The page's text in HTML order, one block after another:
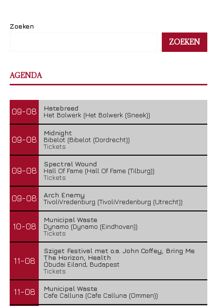
Zoeken
ZOEKEN
AGENDA
09-08
Hatebreed
Het Bolwerk (Het Bolwerk (Sneek))
09-08
Midnight
Bibelot (Bibelot (Dordrecht))
Tickets
09-08
Spectral Wound
Hall Of Fame (Hall Of Fame (Tilburg))
Tickets
09-08
Arch Enemy
TivoliVredenburg (TivoliVredenburg (Utrecht))
10-08
Municipal Waste
Dynamo (Dynamo (Eindhoven))
Tickets
11-08
Sziget Festival met o.a. John Coffey, Bring Me
The Horizon, Health
Óbudai Eiland, Budapest
Tickets
11-08
Municipal Waste
Cafe Calluna (Cafe Calluna (Ommen))